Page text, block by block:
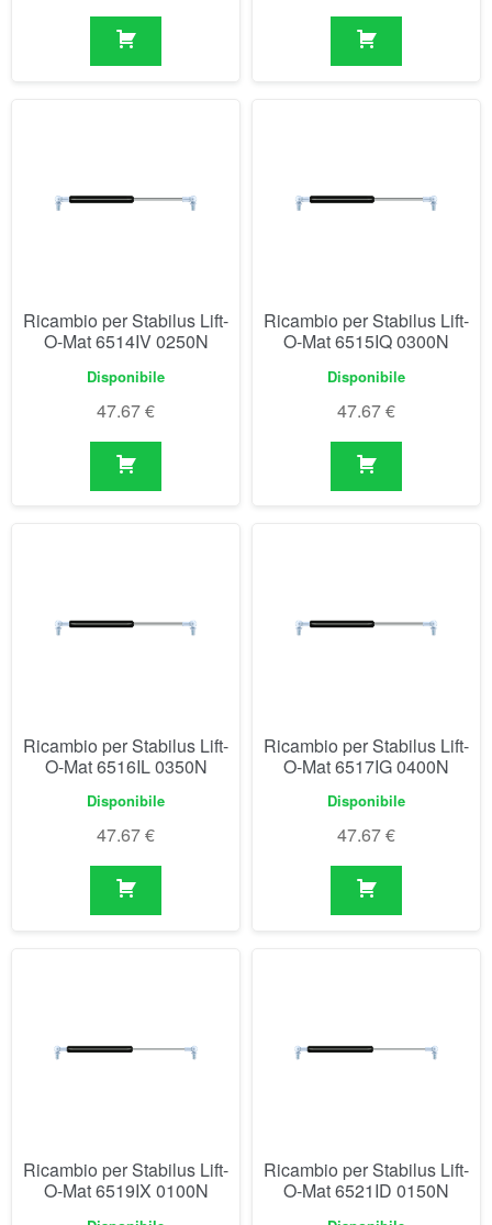
Ricambio per Stabilus Lift-
O-Mat 6514IV 0250N
Disponibile
47.67€
Ricambio per Stabilus Lift-
O-Mat 6515IQ 0300N
Disponibile
47.67€
Ricambio per Stabilus Lift-
O-Mat 6516IL 0350N
Disponibile
47.67€
Ricambio per Stabilus Lift-
O-Mat 6517IG 0400N
Disponibile
47.67€
Ricambio per Stabilus Lift-
O-Mat 6519IX 0100N
Ricambio per Stabilus Lift-
O-Mat 6521ID 0150N